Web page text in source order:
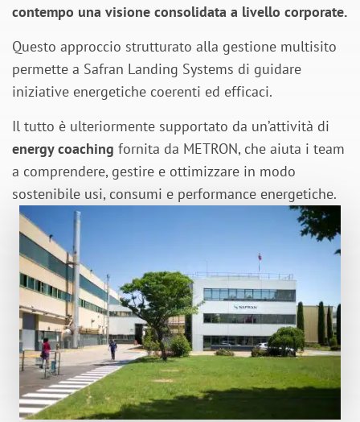
contempo una visione consolidata a livello corporate.
Questo approccio strutturato alla gestione multisito
permette a Safran Landing Systems di guidare
iniziative energetiche coerenti ed efficaci.
Il tutto è ulteriormente supportato da un’attività di
energy coaching fornita da METRON, che aiuta i team
a comprendere, gestire e ottimizzare in modo
sostenibile usi, consumi e performance energetiche.